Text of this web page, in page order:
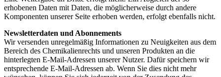
erhobenen Daten mit Daten, die möglicherweise durch andere
Komponenten unserer Seite erhoben werden, erfolgt ebenfalls nicht.
Newsletterdaten und Abonnements
Wir versenden unregelmäßig Informationen zu Neuigkeiten aus dem
Bereich des Chemikalienrechts und unseren Produkten an die
hinterlegten E-Mail-Adressen unserer Nutzer. Dafür speichern wir
entsprechende E-Mail-Adressen ab. Wenn Sie dies nicht mehr